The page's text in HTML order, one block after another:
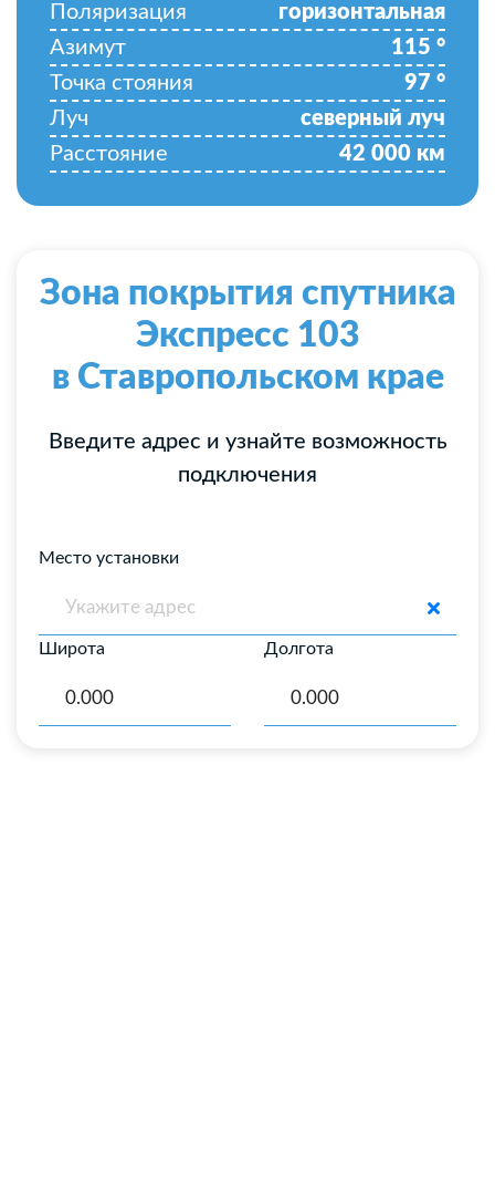
Поляризация
горизонтальная
Азимут
115 °
Точка стояния
97 °
Луч
северный луч
Расстояние
42 000 км
Зона покрытия спутника
Экспресс 103
в Ставропольском крае
Введите адрес и узнайте возможность
подключения
Место установки
Широта Долгота